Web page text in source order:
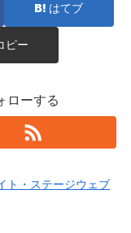
はてブ
ピー
ローする
ト・ステージウェブ